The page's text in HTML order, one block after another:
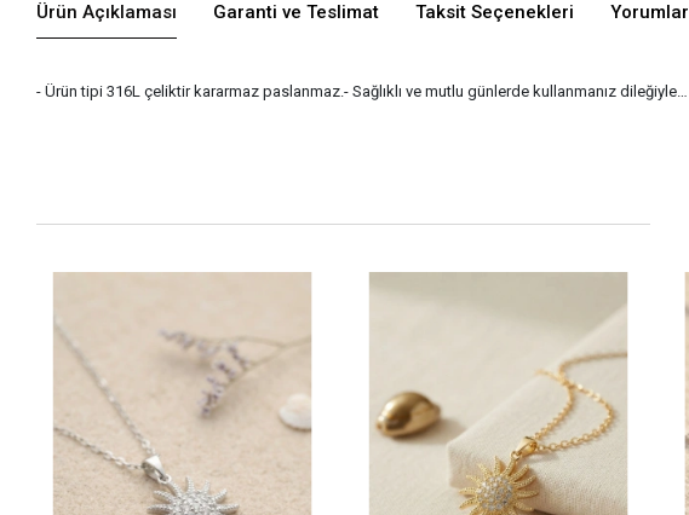
Ürün Açıklaması Garanti ve Teslimat Taksit Seçenekleri Yorumlar
- Ürün tipi 316L çeliktir kararmaz paslanmaz.- Sağlıklı ve mutlu günlerde kullanmanız dileğiyle…